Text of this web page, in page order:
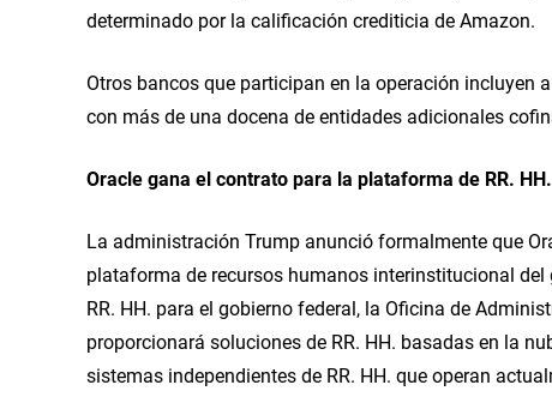
determinado por la calificación crediticia de Amazon.
Otros bancos que participan en la operación incluyen
con más de una docena de entidades adicionales
Oracle gana el contrato para la plataforma de RR.
La administración Trump anunció formalmente que
plataforma de recursos humanos interinstitucional
RR. HH. para el gobierno federal, la Oficina de
proporcionará soluciones de RR. HH. basadas en la
sistemas independientes de RR. HH. que operan